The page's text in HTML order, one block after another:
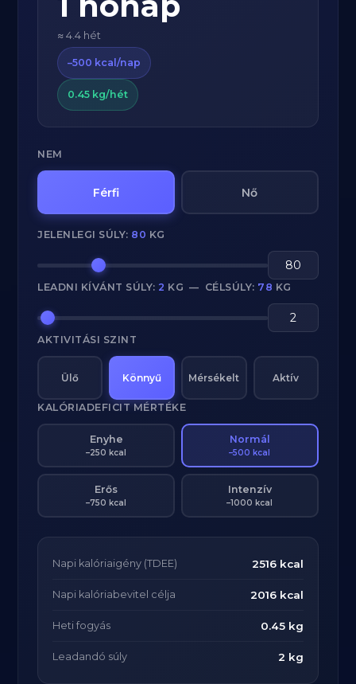
≈ 4.4 hét
–500 kcal/nap
0.45 kg/hét
NEM
Férfi Nő
JELENLEGI SÚLY: 80 KG
LEADNI KÍVÁNT SÚLY: 2 KG — CÉLSÚLY: 78 KG
AKTIVITÁSI SZINT
Ülő Könnyű Mérsékelt Aktív
KALÓRIADEFICIT MÉRTÉKE
Enyhe
–250 kcal
Normál
–500 kcal
Erős
–750 kcal
Intenzív
–1000 kcal
Napi kalóriaigény (TDEE) 2516 kcal
Napi kalóriabevitel célja 2016 kcal
Heti fogyás 0.45 kg
Leadandó súly 2 kg